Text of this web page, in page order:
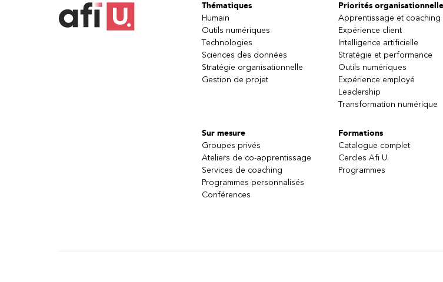
Thématiques
Humain
Outils numériques
Technologies
Sciences des données
Stratégie organisationnelle
Gestion de projet
Priorités
Apprentissage et coaching
Expérience client
Intelligence artificielle
Stratégie et performance
Outils numériques
Expérience employé
Leadership
Transformation numérique
Sur mesure
Groupes privés
Ateliers de co-apprentissage
Services de coaching
Programmes personnalisés
Conférences
Formations
Catalogue complet
Cercles Afi U.
Programmes